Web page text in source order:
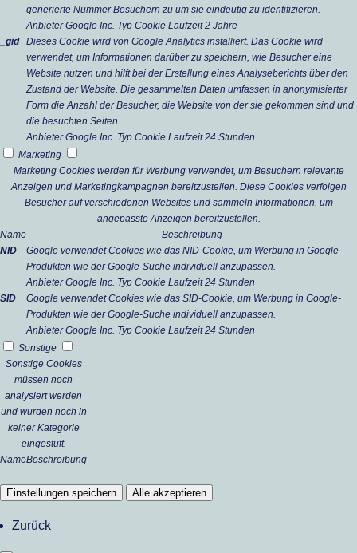
generierte Nummer Besuchern zu um sie eindeutig zu identifizieren.
Anbieter Google Inc. Typ Cookie Laufzeit 2 Jahre
_gid
Dieses Cookie wird von Google Analytics installiert. Das Cookie wird
verwendet, um Informationen darüber zu speichern, wie Besucher eine
Website nutzen und hilft bei der Erstellung eines Analyseberichts über den
Zustand der Website. Die gesammelten Daten umfassen in anonymisierter
Form die Anzahl der Besucher, die Website von der sie gekommen sind und
die besuchten Seiten.
Anbieter Google Inc. Typ Cookie Laufzeit 24 Stunden
Marketing
Marketing Cookies werden für Werbung verwendet, um Besuchern relevante
Anzeigen und Marketingkampagnen bereitzustellen. Diese Cookies verfolgen
Besucher auf verschiedenen Websites und sammeln Informationen, um
angepasste Anzeigen bereitzustellen.
Name
Beschreibung
NID
Google verwendet Cookies wie das NID-Cookie, um Werbung in Google-
Produkten wie der Google-Suche individuell anzupassen.
Anbieter Google Inc. Typ Cookie Laufzeit 24 Stunden
SID
Google verwendet Cookies wie das SID-Cookie, um Werbung in Google-
Produkten wie der Google-Suche individuell anzupassen.
Anbieter Google Inc. Typ Cookie Laufzeit 24 Stunden
Sonstige
Sonstige Cookies
müssen noch
analysiert werden
und wurden noch in
keiner Kategorie
eingestuft.
NameBeschreibung
Einstellungen speichern Alle akzeptieren
Zurück